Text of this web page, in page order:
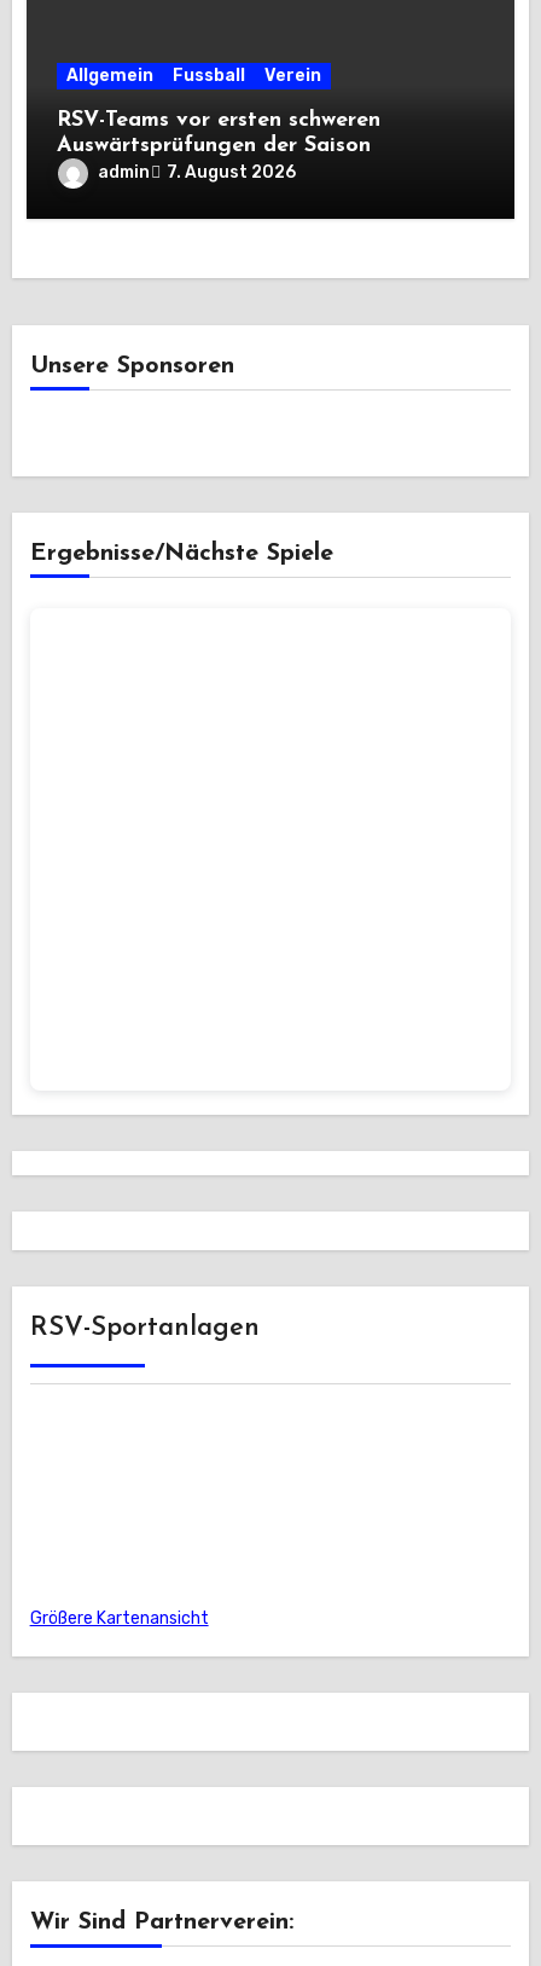
Allgemein Fussball Verein
RSV-Teams vor ersten schweren
Auswärtsprüfungen der Saison
admin 7. August 2026
Unsere Sponsoren
Ergebnisse/Nächste Spiele
RSV-Sportanlagen
Größere Kartenansicht
Wir Sind Partnerverein: